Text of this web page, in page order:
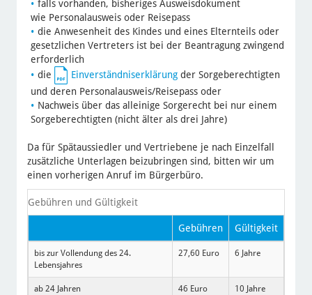
falls vorhanden, bisheriges Ausweisdokument
wie Personalausweis oder Reisepass
die Anwesenheit des Kindes und eines Elternteils oder
gesetzlichen Vertreters ist bei der Beantragung zwingend
erforderlich
die
Einverständniserklärungder Sorgeberechtigten
und deren Personalausweis/Reisepass oder
Nachweis über das alleinige Sorgerecht bei nur einem
Sorgeberechtigten (nicht älter als drei Jahre)
Da für Spätaussiedler und Vertriebene je nach Einzelfall
zusätzliche Unterlagen beizubringen sind, bitten wir um
einen vorherigen Anruf im Bürgerbüro.
Gebühren und Gültigkeit
Gebühren Gültigkeit
bis zur Vollendung des 24.
Lebensjahres
27,60 Euro 6 Jahre
ab 24 Jahren 46 Euro 10 Jahre